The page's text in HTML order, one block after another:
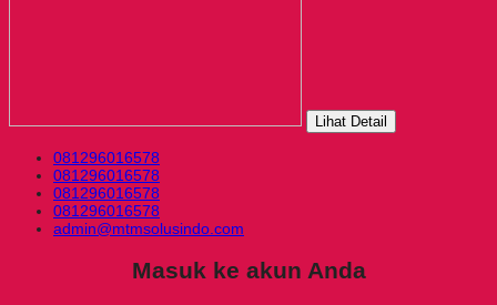
Lihat Detail
081296016578
081296016578
081296016578
081296016578
admin@mtmsolusindo.com
Masuk ke akun Anda